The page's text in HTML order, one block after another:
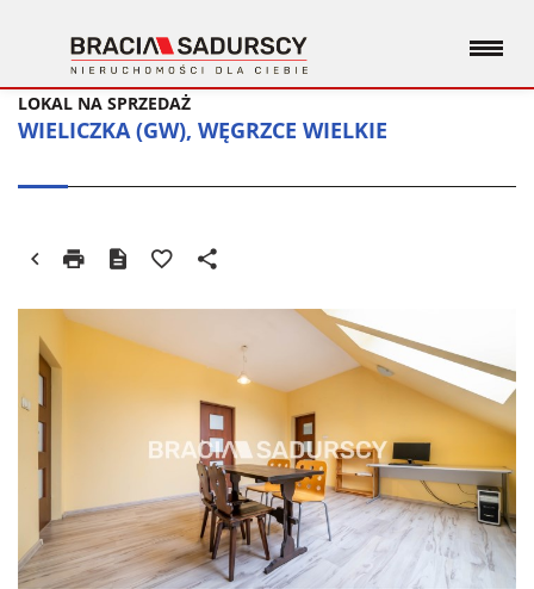
WIELICZKA (GW), WĘGRZCE WIELKIE
LOKAL NA SPRZEDAŻ